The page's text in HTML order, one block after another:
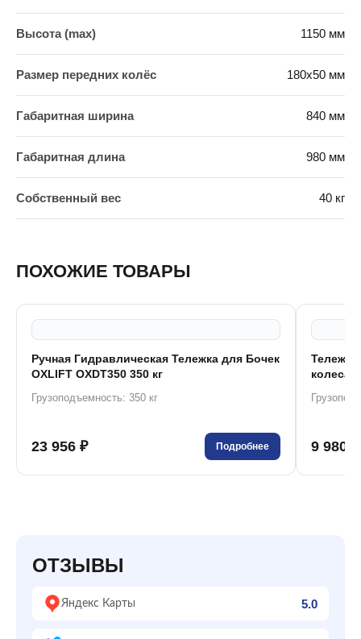
Высота (max) 1150 мм
Размер передних колёс 180х50 мм
Габаритная ширина 840 мм
Габаритная длина 980 мм
Собственный вес 40 кг
ПОХОЖИЕ ТОВАРЫ
Ручная Гидравлическая Тележка для Бочек
OXLIFT OXDT350 350 кг
Грузоподъемность: 350 кг
23 956 ₽ Подробнее
Тележка
колеса
9 980 ₽
ОТЗЫВЫ
Яндекс Карты 5.0